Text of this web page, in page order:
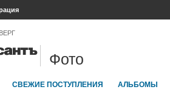
Фото
СВЕЖИЕ ПОСТУПЛЕНИЯ АЛЬБОМЫ